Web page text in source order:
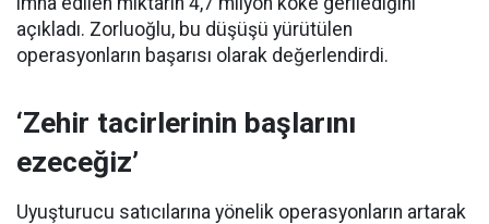
açıkladı. Zorluoğlu, bu düşüşü yürütülen
operasyonların başarısı olarak değerlendirdi.
‘Zehir tacirlerinin başlarını
ezeceğiz’
Uyuşturucu satıcılarına yönelik operasyonların artarak